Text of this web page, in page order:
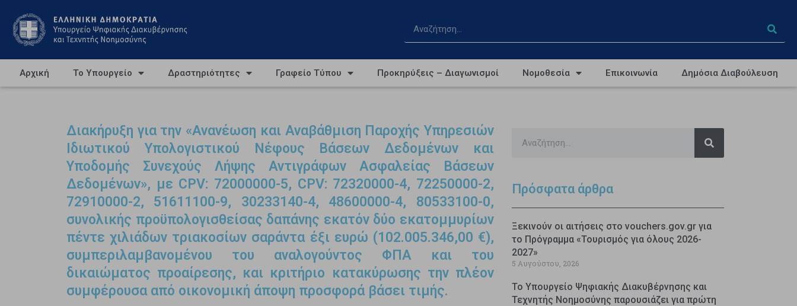
Αρχική Το Υπουργείο Δραστηριότητες Γραφείο Τύπου Προκηρύξεις – Διαγωνισμοί Νομοθεσία Επικοινωνία Δημόσια Διαβούλευση
Διακήρυξη για την «Ανανέωση και Αναβάθμιση Παροχής Υπηρεσιών
Ιδιωτικού Υπολογιστικού Νέφους Βάσεων Δεδομένων και
Υποδομής Συνεχούς Λήψης Αντιγράφων Ασφαλείας Βάσεων
Δεδομένων», με CPV: 72000000-5, CPV: 72320000-4, 72250000-2,
72910000-2, 51611100-9, 30233140-4, 48600000-4, 80533100-0,
συνολικής προϋπολογισθείσας δαπάνης εκατόν δύο εκατομμυρίων
πέντε χιλιάδων τριακοσίων σαράντα έξι ευρώ (102.005.346,00 €),
συμπεριλαμβανομένου του αναλογούντος ΦΠΑ και του
δικαιώματος προαίρεσης, και κριτήριο κατακύρωσης την πλέον
συμφέρουσα από οικονομική άποψη προσφορά βάσει τιμής.
Πρόσφατα άρθρα
Ξεκινούν οι αιτήσεις στο vouchers.gov.gr για
το Πρόγραμμα «Τουρισμός για όλους 2026-
2027»
5 Αυγούστου, 2026
Το Υπουργείο Ψηφιακής Διακυβέρνησης και
Τεχνητής Νοημοσύνης παρουσιάζει για πρώτη